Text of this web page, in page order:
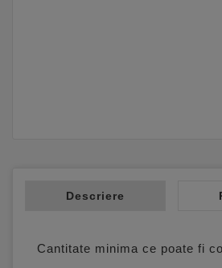
Descriere
Cantitate minima ce poate fi